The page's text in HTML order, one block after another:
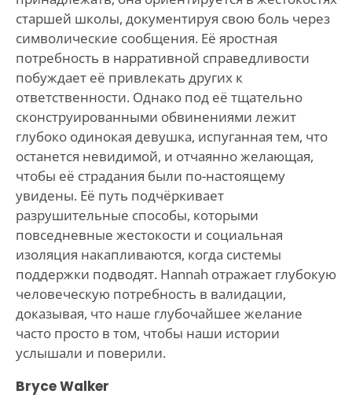
старшей школы, документируя свою боль через
символические сообщения. Её яростная
потребность в нарративной справедливости
побуждает её привлекать других к
ответственности. Однако под её тщательно
сконструированными обвинениями лежит
глубоко одинокая девушка, испуганная тем, что
останется невидимой, и отчаянно желающая,
чтобы её страдания были по-настоящему
увидены. Её путь подчёркивает
разрушительные способы, которыми
повседневные жестокости и социальная
изоляция накапливаются, когда системы
поддержки подводят. Hannah отражает глубокую
человеческую потребность в валидации,
доказывая, что наше глубочайшее желание
часто просто в том, чтобы наши истории
услышали и поверили.
Bryce Walker